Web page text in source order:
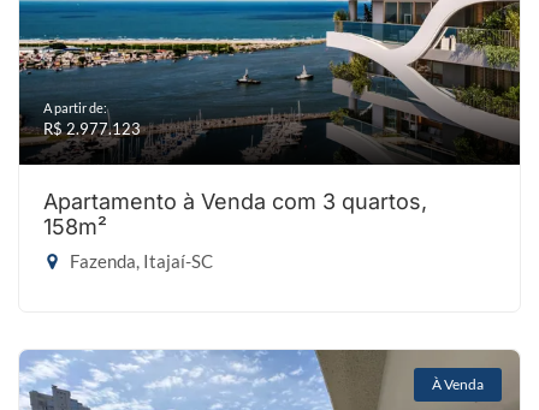
A partir de:
R$ 2.977.123
Apartamento à Venda com 3 quartos,
158m²
Fazenda, Itajaí-SC
À Venda